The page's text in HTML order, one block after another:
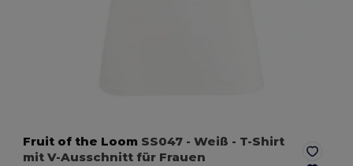
Fruit of the Loom SS047 - Weiß - T-Shirt
mit V-Ausschnitt für Frauen